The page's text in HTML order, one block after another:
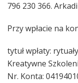
796 230 366.
Przy wpłacie na
tytuł wpłaty:
Kreatywne
Nr. Konta: